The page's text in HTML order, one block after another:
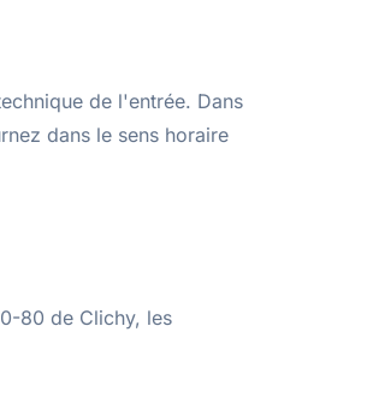
de l'entrée. Dans
dans le sens horaire
80 de Clichy, les